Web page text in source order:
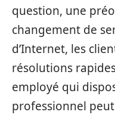
question, une
changement de
d’Internet, les
résolutions
employé qui
professionnel